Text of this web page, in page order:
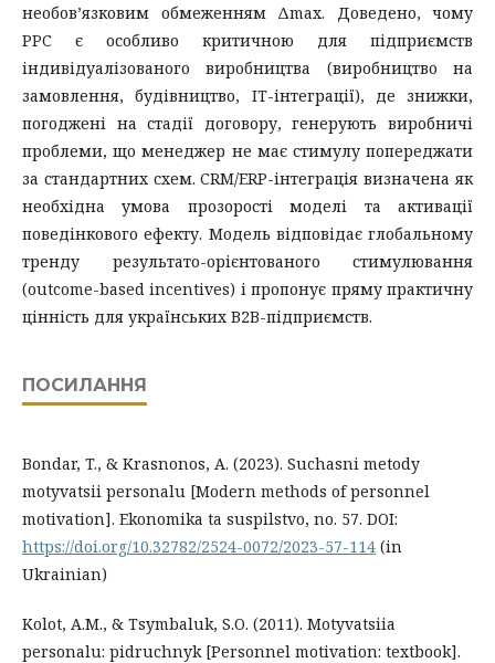
необов’язковим обмеженням Δmax. Доведено, чому
PPC є особливо критичною для підприємств
індивідуалізованого виробництва (виробництво на
замовлення, будівництво, IT-інтеграції), де знижки,
погоджені на стадії договору, генерують виробничі
проблеми, що менеджер не має стимулу попереджати
за стандартних схем. CRM/ERP-інтеграція визначена як
необхідна умова прозорості моделі та активації
поведінкового ефекту. Модель відповідає глобальному
тренду результато-орієнтованого стимулювання
(outcome-based incentives) і пропонує пряму практичну
цінність для українських B2B-підприємств.
ПОСИЛАННЯ
Bondar, T., & Krasnonos, A. (2023). Suchasni metody
motyvatsii personalu [Modern methods of personnel
motivation]. Ekonomika ta suspilstvo, no. 57. DOI:
https://doi.org/10.32782/2524-0072/2023-57-114 (in
Ukrainian)
Kolot, A.M., & Tsymbaluk, S.O. (2011). Motyvatsiia
personalu: pidruchnyk [Personnel motivation: textbook].